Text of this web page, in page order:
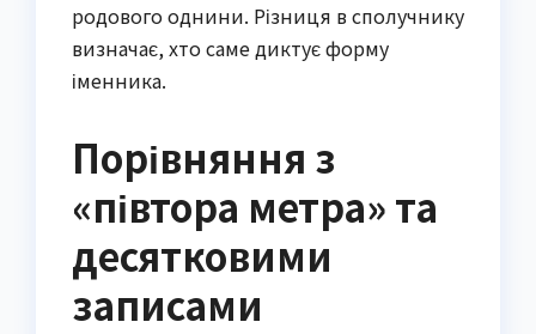
родового однини. Різниця в сполучнику
визначає, хто саме диктує форму
іменника.
Порівняння з
«півтора метра» та
десятковими
записами